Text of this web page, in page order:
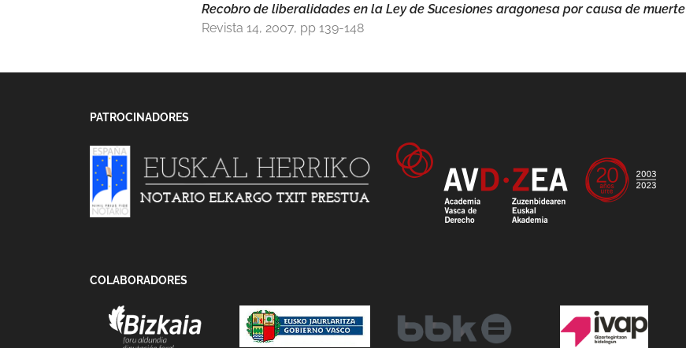
Recobro de liberalidades en la Ley de Sucesiones aragonesa por causa de muerte
Revista 14, 2007, pp 139-148
PATROCINADORES
COLABORADORES